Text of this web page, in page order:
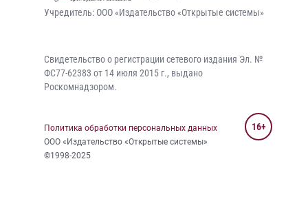
Учредитель: ООО «Издательство «Открытые системы»
Свидетельство о регистрации сетевого издания Эл. №
ФС77-62383 от 14 июля 2015 г., выдано
Роскомнадзором.
Политика обработки персональных данных
ООО «Издательство «Открытые системы»
©1998-2025
16+